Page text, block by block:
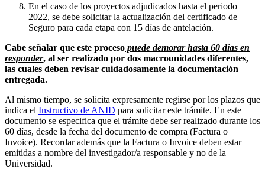
En el caso de los proyectos adjudicados hasta el periodo
2022, se debe solicitar la actualización del certificado de
Seguro para cada etapa con 15 días de antelación.
Cabe señalar que este proceso puede demorar hasta 60 días en
responder, al ser realizado por dos macrounidades diferentes,
las cuales deben revisar cuidadosamente la documentación
entregada.
Al mismo tiempo, se solicita expresamente regirse por los plazos que
indica el Instructivo de ANID para solicitar este trámite. En este
documento se especifica que el trámite debe ser realizado durante los
60 días, desde la fecha del documento de compra (Factura o
Invoice). Recordar además que la Factura o Invoice deben estar
emitidas a nombre del investigador/a responsable y no de la
Universidad.